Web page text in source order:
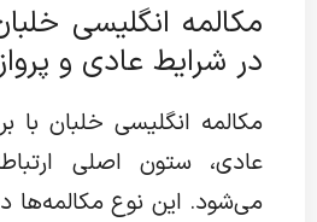
مکالمه انگلیسی
در شرایط عادی و
مکالمه انگلیسی خلبان با
عادی، ستون اصلی
می‌شود. این نوع مکالمه‌ها